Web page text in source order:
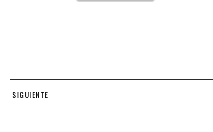
SIGUIENTE